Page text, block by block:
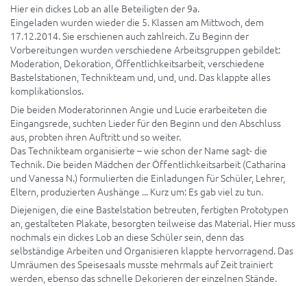
Hier ein dickes Lob an alle Beteiligten der 9a.
Eingeladen wurden wieder die 5. Klassen am Mittwoch, dem
17.12.2014. Sie erschienen auch zahlreich. Zu Beginn der
Vorbereitungen wurden verschiedene Arbeitsgruppen gebildet:
Moderation, Dekoration, Öffentlichkeitsarbeit, verschiedene
Bastelstationen, Technikteam und, und, und. Das klappte alles
komplikationslos.
Die beiden Moderatorinnen Angie und Lucie erarbeiteten die
Eingangsrede, suchten Lieder für den Beginn und den Abschluss
aus, probten ihren Auftritt und so weiter.
Das Technikteam organisierte – wie schon der Name sagt- die
Technik. Die beiden Mädchen der Öffentlichkeitsarbeit (Catharina
und Vanessa N.) formulierten die Einladungen für Schüler, Lehrer,
Eltern, produzierten Aushänge ... Kurz um: Es gab viel zu tun.
Diejenigen, die eine Bastelstation betreuten, fertigten Prototypen
an, gestalteten Plakate, besorgten teilweise das Material. Hier muss
nochmals ein dickes Lob an diese Schüler sein, denn das
selbständige Arbeiten und Organisieren klappte hervorragend. Das
Umräumen des Speisesaals musste mehrmals auf Zeit trainiert
werden, ebenso das schnelle Dekorieren der einzelnen Stände.